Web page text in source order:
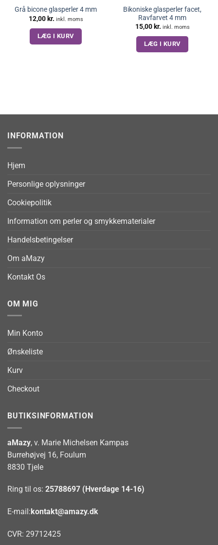
Grå bicone glasperler 4 mm
12,00 kr. inkl. moms
LÆG I KURV
Bikoniske glasperler facet,
Ravfarvet 4 mm
15,00 kr. inkl. moms
LÆG I KURV
INFORMATION
Hjem
Personlige oplysninger
Cookiepolitik
Information om perler og smykkematerialer
Handelsbetingelser
Om aMazy
Kontakt Os
OM MIG
Min Konto
Ønskeliste
Kurv
Checkout
BUTIKSINFORMATION
aMazy, v. Marie Michelsen Kampas
Burrehøjvej 16, Foulum
8830 Tjele
Ring til os: 25788697 (Hverdage 14-16)
E-mail: kontakt@amazy.dk
CVR: 29712425